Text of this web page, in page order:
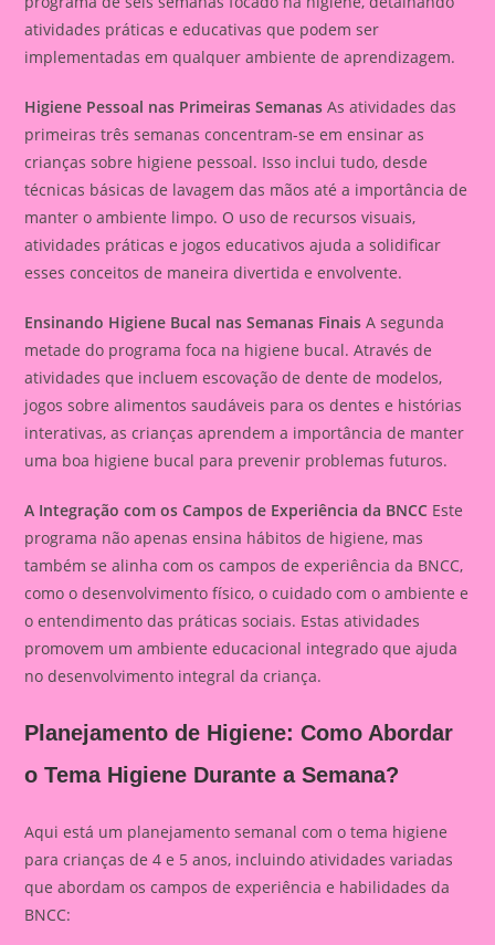
atividades práticas e educativas que podem ser
implementadas em qualquer ambiente de aprendizagem.
Higiene Pessoal nas Primeiras Semanas As atividades das
primeiras três semanas concentram-se em ensinar as
crianças sobre higiene pessoal. Isso inclui tudo, desde
técnicas básicas de lavagem das mãos até a importância de
manter o ambiente limpo. O uso de recursos visuais,
atividades práticas e jogos educativos ajuda a solidificar
esses conceitos de maneira divertida e envolvente.
Ensinando Higiene Bucal nas Semanas Finais A segunda
metade do programa foca na higiene bucal. Através de
atividades que incluem escovação de dente de modelos,
jogos sobre alimentos saudáveis para os dentes e histórias
interativas, as crianças aprendem a importância de manter
uma boa higiene bucal para prevenir problemas futuros.
A Integração com os Campos de Experiência da BNCC Este
programa não apenas ensina hábitos de higiene, mas
também se alinha com os campos de experiência da BNCC,
como o desenvolvimento físico, o cuidado com o ambiente e
o entendimento das práticas sociais. Estas atividades
promovem um ambiente educacional integrado que ajuda
no desenvolvimento integral da criança.
Planejamento de Higiene: Como Abordar
o Tema Higiene Durante a Semana?
Aqui está um planejamento semanal com o tema higiene
para crianças de 4 e 5 anos, incluindo atividades variadas
que abordam os campos de experiência e habilidades da
BNCC: